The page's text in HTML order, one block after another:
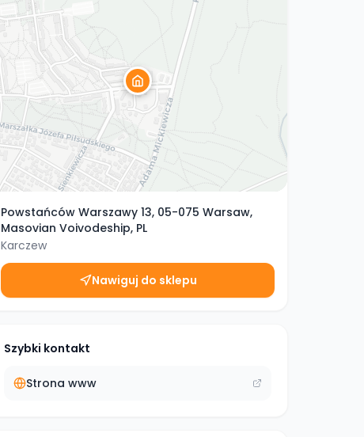
Powstańców Warszawy 13, 05-075 Warsaw,
Masovian Voivodeship, PL
Karczew
Nawiguj do sklepu
Szybki kontakt
Strona www